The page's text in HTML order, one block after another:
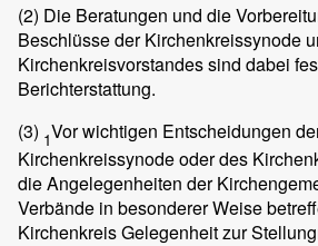
(2) Die Beratungen und die
Beschlüsse der Kirchenkreissynode
Kirchenkreisvorstandes sind dabei
Berichterstattung.
(3) 1Vor wichtigen Entscheidungen
Kirchenkreissynode oder des
die Angelegenheiten der
Verbände in besonderer Weise
Kirchenkreis Gelegenheit zur